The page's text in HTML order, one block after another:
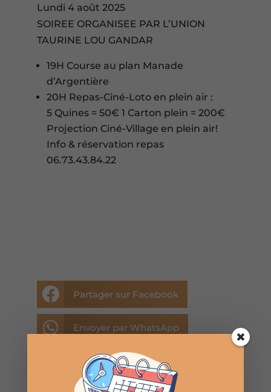
Lundi 4 août 2025
SOIREE ORGANISEE PAR L’UNION
TAURINE LOU GANDAR
19H Course au plan Manade
d’Argentière
20H Repas-Ciné-Loto en plein air :
5 Quines = 50€ 1 Carton plein = 200€
Projection Ciné-Village en plein air!
Info & réservation repas
06.73.43.84.22
 Partager sur Facebook
 Envoyer par WhatsApp
Envoyer par E-mail